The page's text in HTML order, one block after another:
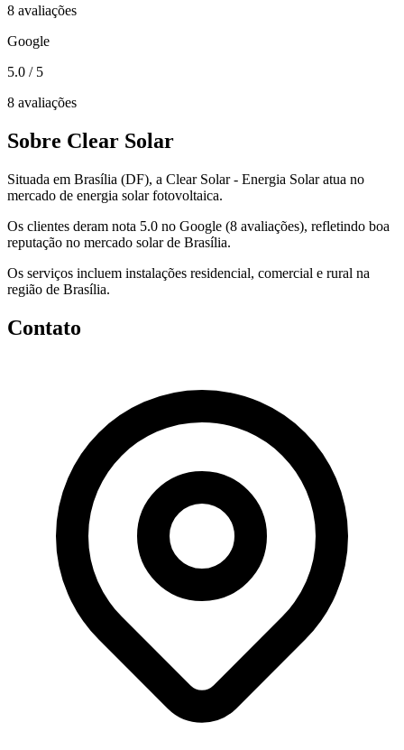
8 avaliações
Google
5.0 / 5
8 avaliações
Sobre Clear Solar
Situada em Brasília (DF), a Clear Solar - Energia Solar atua no
mercado de energia solar fotovoltaica.
Os clientes deram nota 5.0 no Google (8 avaliações), refletindo boa
reputação no mercado solar de Brasília.
Os serviços incluem instalações residencial, comercial e rural na
região de Brasília.
Contato